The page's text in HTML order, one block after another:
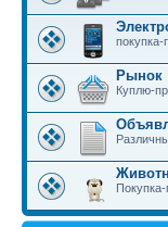
Рынок
Куплю-